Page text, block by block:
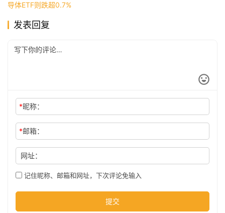
公
技
导体ETF则跌超0.7%
发表回复
*昵称：
*邮箱：
网址：
记住昵称、邮箱和网址，下次评论免输入
提交